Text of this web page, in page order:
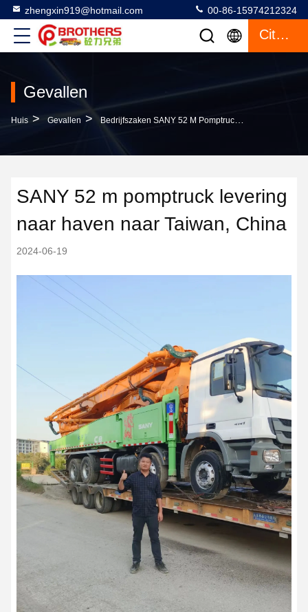
zhengxin919@hotmail.com 00-86-15974212324
Citaat
Gevallen
Huis > Gevallen > Bedrijfszaken SANY 52 M Pomptruck Levering Naar Haven Naar Taiwan, China
SANY 52 m pomptruck levering
naar haven naar Taiwan, China
2024-06-19